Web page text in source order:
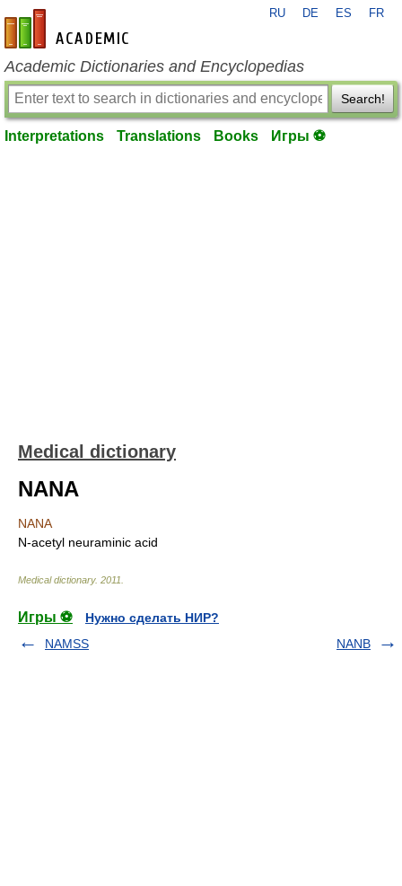
en-academic.com
RU DE ES FR
Academic Dictionaries and Encyclopedias
Search!
Interpretations Translations Books Игры ⚽
Medical dictionary
NANA
NANA
N-acetyl neuraminic acid
Medical dictionary. 2011
Игры ⚽
Нужно сделать НИР?
NAMSS
NANB